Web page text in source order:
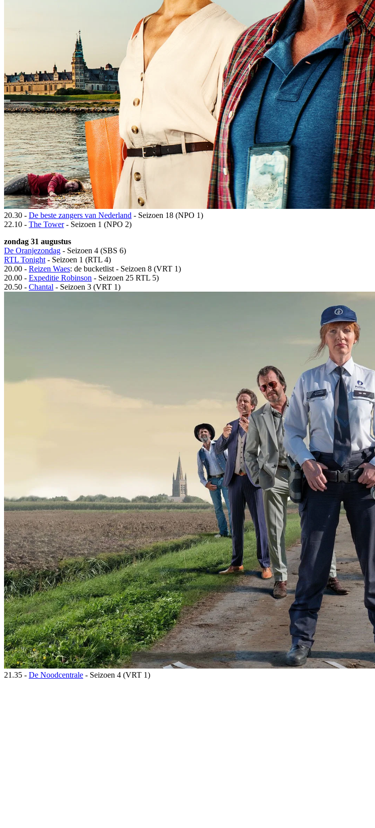
20.30 - De beste zangers van Nederland - Seizoen 18 (NPO 1)
22.10 - The Tower- Seizoen 1 (NPO 2)
zondag 31 augustus
De Oranjezondag - Seizoen 4 (SBS 6)
RTL Tonight - Seizoen 1 (RTL 4)
20.00 - Reizen Waes: de bucketlist - Seizoen 8 (VRT 1)
20.00 - Expeditie Robinson - Seizoen 25 RTL 5)
20.50 - Chantal - Seizoen 3 (VRT 1)
21.35 - De Noodcentrale - Seizoen 4 (VRT 1)